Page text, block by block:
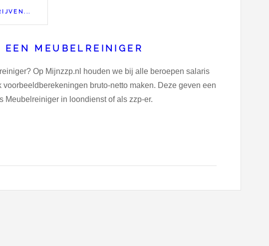
MEUBELREINIGER
Op Mijnzzp.nl houden we bij alle beroepen salaris
bruto-netto maken. Deze geven een
Meubelreiniger in loondienst of als zzp-er.